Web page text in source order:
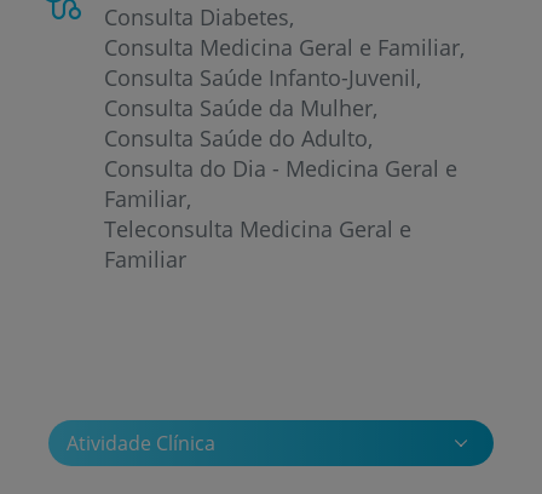
Consulta Diabetes
Consulta Medicina Geral e Familiar
Consulta Saúde Infanto-Juvenil
Consulta Saúde da Mulher
Consulta Saúde do Adulto
Consulta do Dia - Medicina Geral e
Familiar
Teleconsulta Medicina Geral e
Familiar
Atividade Clínica